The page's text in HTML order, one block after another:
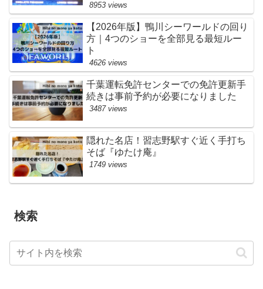
8953 views
【2026年版】鴨川シーワールドの回り
方｜4つのショーを全部見る最短ルー
ト
4626 views
千葉運転免許センターでの免許更新手
続きは事前予約が必要になりました
3487 views
隠れた名店！習志野駅すぐ近く手打ち
そば『ゆたけ庵』
1749 views
検索